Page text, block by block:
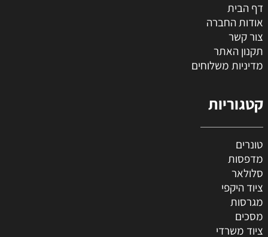
דף הבית
אודות החברה
צור קשר
תקנון האתר
מדיניות משלוחים
קטגוריות
טונרים
מדפסות
סלולאר
ציוד היקפי
מגרסות
מסכים
ציוד משרדי